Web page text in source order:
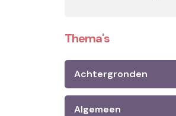
Thema's
Achtergronden
Algemeen